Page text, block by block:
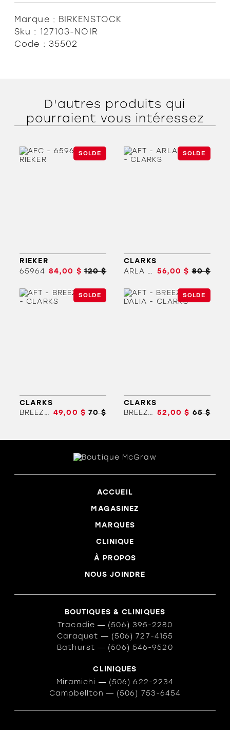
Marque : BIRKENSTOCK
Sku : 127103-NOIR
Code : 35502
D'autres produits qui
pourraient vous intéressez
SOLDE
RIEKER
65964 84,00 $ 120 $
SOLDE
CLARKS
ARLA HOLLIS 56,00 $ 80 $
SOLDE
CLARKS
BREEZE COVE 49,00 $ 70 $
SOLDE
CLARKS
BREEZE DALIA 52,00 $ 65 $
ACCUEIL
MAGASINEZ
MARQUES
CLINIQUE
À PROPOS
NOUS JOINDRE
BOUTIQUES & CLINIQUES
Tracadie ― (506) 395-2280
Caraquet ― (506) 727-4155
Bathurst ― (506) 546-9520
CLINIQUES
Miramichi ― (506) 622-2234
Campbellton ― (506) 753-6454